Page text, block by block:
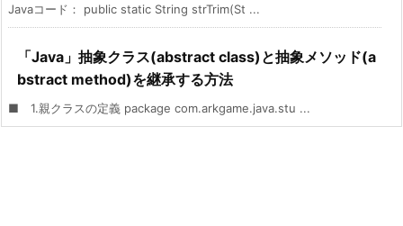
Javaコード： public static String strTrim(St ...
「Java」抽象クラス(abstract class)と抽象メソッド(a
bstract method)を継承する方法
■ 1.親クラスの定義 package com.arkgame.java.stu ...